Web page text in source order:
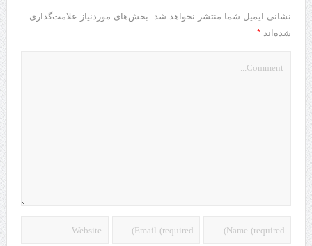
نشانی ایمیل شما منتشر نخواهد شد. بخش‌های موردنیاز علامت‌گذاری
شده‌اند *